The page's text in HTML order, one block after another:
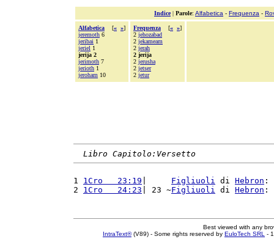
Indice| Parole: Alfabetica - Frequenza -
Alfabetica [« »]
jeremoth 6
jeribai 1
jeriel 1
jerija 2
jerimoth 7
jerioth 1
jeroham 10
Frequenza [« »]
2 jehozabad
2 jekameam
2 jerah
2 jerija
2 jerusha
2 jetser
2 jetur
Libro Capitolo:Versetto
1 1Cro   23:19 Figliuoli di Hebron :
2 1Cro   24:23 | 23 ~Figliuoli di Hebron :
Best viewed with any
IntraText®(V89) - Some rights reserved by EuloTech SRL -